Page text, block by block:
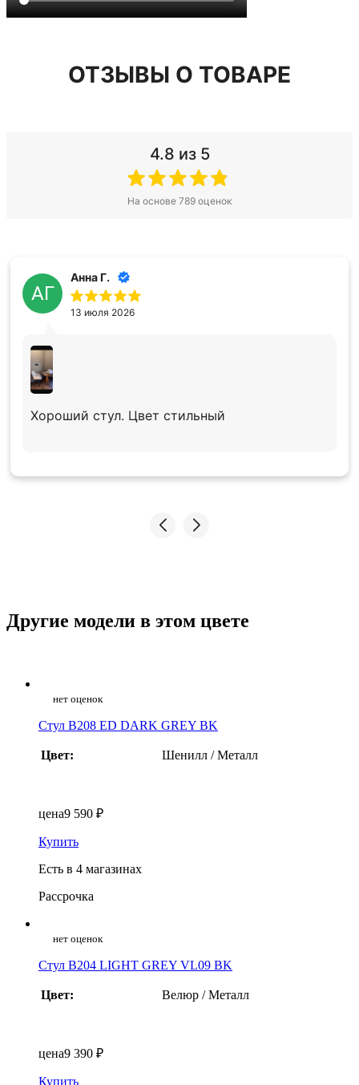
ОТЗЫВЫ О ТОВАРЕ
4.8 из 5
На основе 789 оценок
АГ
Анна Г.
13 июля 2026
Хороший стул. Цвет стильный
Другие модели в этом цвете
нет оценок
Стул B208 ED DARK GREY BK
Цвет: Шенилл / Металл
цена9 590 ₽
Купить
Есть в 4 магазинах
Рассрочка
нет оценок
Стул B204 LIGHT GREY VL09 BK
Цвет: Велюр / Металл
цена9 390 ₽
Купить